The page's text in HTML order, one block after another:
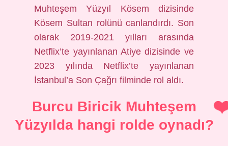
Muhteşem Yüzyıl Kösem dizisinde
Kösem Sultan rolünü canlandırdı. Son
olarak 2019-2021 yılları arasında
Netflix’te yayınlanan Atiye dizisinde ve
2023 yılında Netflix’te yayınlanan
İstanbul’a Son Çağrı filminde rol aldı.
Burcu Biricik Muhteşem
Yüzyılda hangi rolde oynadı?